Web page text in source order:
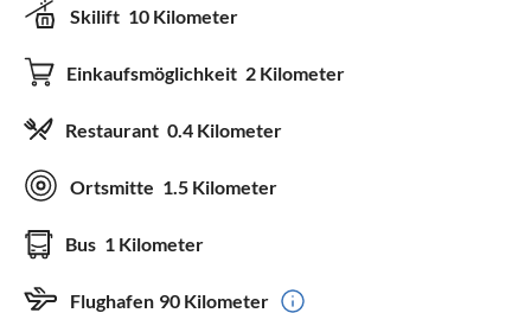
Skilift 10 Kilometer
Einkaufsmöglichkeit 2 Kilometer
Restaurant 0.4 Kilometer
Ortsmitte 1.5 Kilometer
Bus 1 Kilometer
Flughafen 90 Kilometer